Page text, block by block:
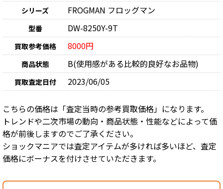
シリーズ FROGMAN フロッグマン
型番 DW-8250Y-9T
買取参考価格 8000円
商品状態 B(使用感がある比較的良好なお品物)
買取査定日付 2023/06/05
こちらの価格は「査定当時の参考買取価格」になります。
トレンドや二次市場の動向・商品状態・性能などによって価
格が前後しますのでご了承ください。
ショックマニアでは査定アイテムが多ければ多いほど、査定
価格にボーナスを付けさせていただきます。